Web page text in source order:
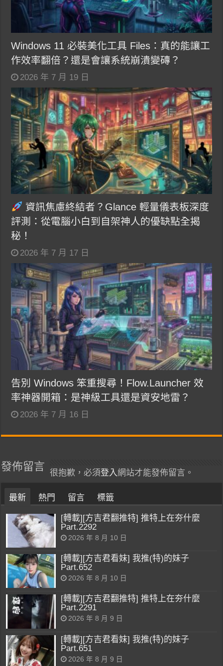
Windows 11 必裝美化工具 Files：真的能讓工
作效率翻倍？還是會讓系統崩潰變磚？
2026 年 7 月 19 日
資訊焦慮終結者？Glance 輕量儀表板深度
評測：從電腦小白到自架神人的優缺點全揭
秘！
2026 年 7 月 17 日
告別 Windows 笨重搜尋！Flow.Launcher 效
率神器開箱：是神級工具還是資安地雷？
2026 年 7 月 16 日
發佈留言
很抱歉，必須登入網站才能發佈留言。
最新 熱門 留言 標籤
[轉載][方吉君翻推特] 推特上在夯什麼
Part.2292
2026 年 8 月 10 日
[轉載][方吉君看妹] 我推(特)的妹子
Part.652
2026 年 8 月 10 日
[轉載][方吉君翻推特] 推特上在夯什麼
Part.2291
2026 年 8 月 9 日
[轉載][方吉君看妹] 我推(特)的妹子
Part.651
2026 年 8 月 9 日